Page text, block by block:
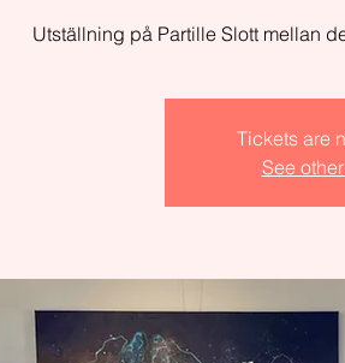
Utställning på Partille Slott mellan
Tickets are
See